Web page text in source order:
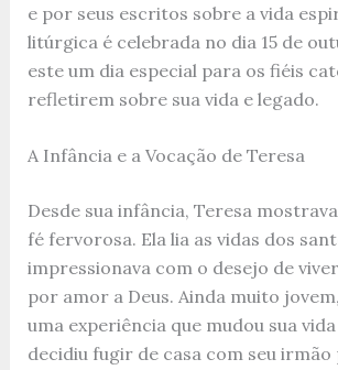
e por seus escritos sobre a vida
litúrgica é celebrada no dia 15 de
este um dia especial para os fiéis
refletirem sobre sua vida e legado.
A Infância e a Vocação de Teresa
Desde sua infância, Teresa
fé fervorosa. Ela lia as vidas dos
impressionava com o desejo de
por amor a Deus. Ainda muito
uma experiência que mudou sua
decidiu fugir de casa com seu irmão